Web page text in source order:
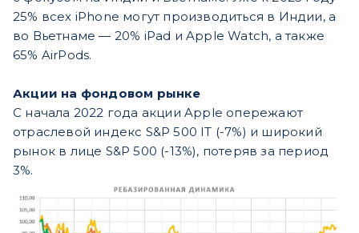
25% всех iPhone могут производиться в Индии, а
во Вьетнаме — 20% iPad и Apple Watch, а также
65% AirPods.
Акции на фондовом рынке
C начала 2022 года акции Apple опережают
отраслевой индекс S&P 500 IT (-7%) и широкий
рынок в лице S&P 500 (-13%), потеряв за период
3%.